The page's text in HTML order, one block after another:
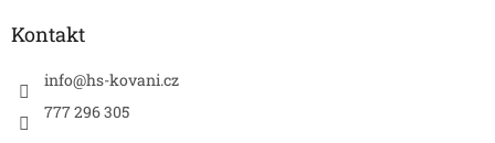
Kontakt
info@hs-kovani.cz
777 296 305